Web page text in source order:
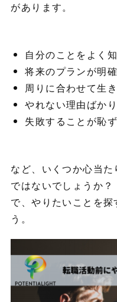
があります。
自分のことをよく
将来のプランが明
周りに合わせて生
やれない理由ばか
失敗することが恥
など、いくつか心当
ではないでしょうか
で、やりたいことを
う。